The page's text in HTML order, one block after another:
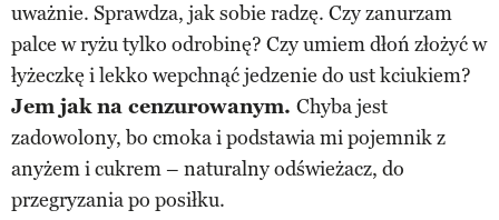
uważnie. Sprawdza, jak sobie radzę. Czy zanurzam
palce w ryżu tylko odrobinę? Czy umiem dłoń złożyć w
łyżeczkę i lekko wepchnąć jedzenie do ust kciukiem?
Jem jak na cenzurowanym. Chyba jest
zadowolony, bo cmoka i podstawia mi pojemnik z
anyżem i cukrem – naturalny odświeżacz, do
przegryzania po posiłku.